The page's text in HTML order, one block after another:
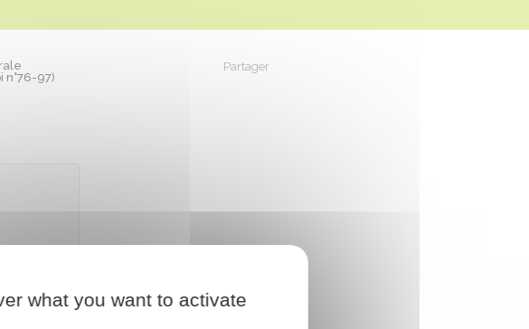
97)
Partager
what you want to activate